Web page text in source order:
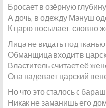
Бросает в озёрную
А дочь, в одежду Мануш
К царю посылает, словно
Лица не видать под тканью
Обманщица входит в
Властитель считает её
Она надевает царский
Но что это сталось с
Никак не заманишь его